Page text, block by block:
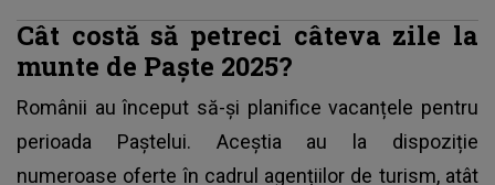
Cât costă să petreci câteva zile la
munte de Paște 2025?
Românii au început să-și planifice vacanțele pentru
perioada Paștelui. Aceștia au la dispoziție
numeroase oferte în cadrul agențiilor de turism, atât